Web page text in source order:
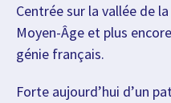
Centrée sur la vallée de
Moyen-Âge et plus
génie français.
Forte aujourd’hui d’un